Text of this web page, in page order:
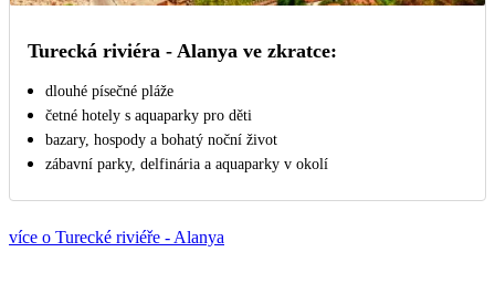
Turecká riviéra - Alanya ve zkratce:
dlouhé písečné pláže
četné hotely s aquaparky pro děti
bazary, hospody a bohatý noční život
zábavní parky, delfinária a aquaparky v okolí
více o Turecké riviéře - Alanya